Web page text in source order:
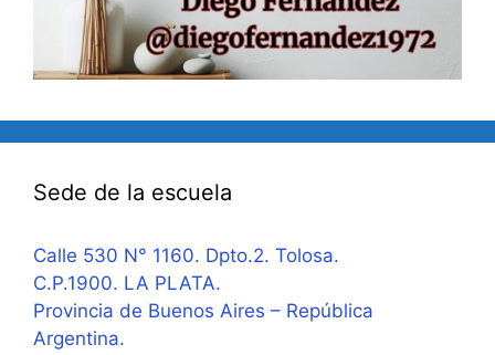
Sede de la escuela
Calle 530 N° 1160. Dpto.2. Tolosa.
C.P.1900. LA PLATA.
Provincia de Buenos Aires – República
Argentina.